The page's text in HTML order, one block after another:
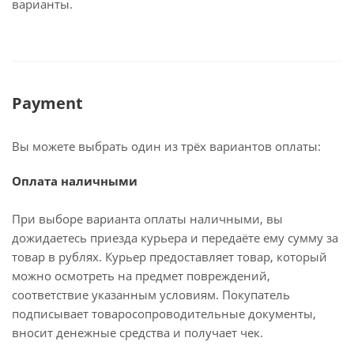
варианты.
Payment
Вы можете выбрать один из трёх вариантов оплаты:
Оплата наличными
При выборе варианта оплаты наличными, вы
дожидаетесь приезда курьера и передаёте ему сумму за
товар в рублях. Курьер предоставляет товар, который
можно осмотреть на предмет повреждений,
соответствие указанным условиям. Покупатель
подписывает товаросопроводительные документы,
вносит денежные средства и получает чек.